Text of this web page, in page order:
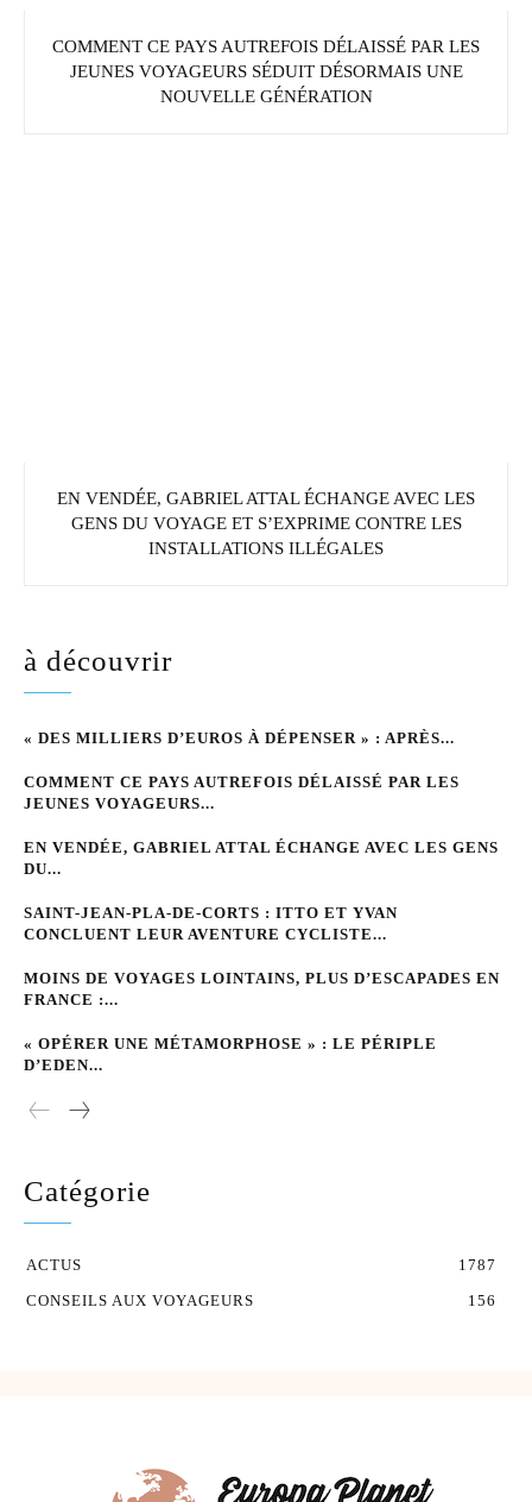
COMMENT CE PAYS AUTREFOIS DÉLAISSÉ PAR LES
JEUNES VOYAGEURS SÉDUIT DÉSORMAIS UNE
NOUVELLE GÉNÉRATION
EN VENDÉE, GABRIEL ATTAL ÉCHANGE AVEC LES
GENS DU VOYAGE ET S’EXPRIME CONTRE LES
INSTALLATIONS ILLÉGALES
à découvrir
« DES MILLIERS D’EUROS À DÉPENSER » : APRÈS...
COMMENT CE PAYS AUTREFOIS DÉLAISSÉ PAR LES
JEUNES VOYAGEURS...
EN VENDÉE, GABRIEL ATTAL ÉCHANGE AVEC LES GENS
DU...
SAINT-JEAN-PLA-DE-CORTS : ITTO ET YVAN
CONCLUENT LEUR AVENTURE CYCLISTE...
MOINS DE VOYAGES LOINTAINS, PLUS D’ESCAPADES EN
FRANCE :...
« OPÉRER UNE MÉTAMORPHOSE » : LE PÉRIPLE
D’EDEN...
Catégorie
ACTUS
1787
CONSEILS AUX VOYAGEURS
156